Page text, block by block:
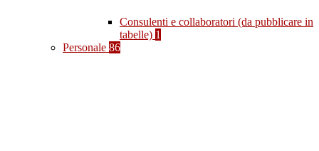
Consulenti e collaboratori (da pubblicare in
tabelle) 1
Personale 86